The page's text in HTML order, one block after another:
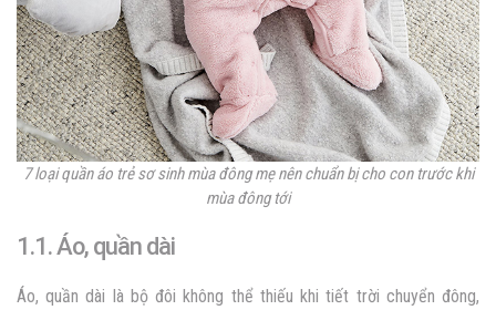
7 loạiquần áo trẻ sơ sinh mùa đôngmẹ nên chuẩn bị cho con trước khi
mùa đông tới
1.1. Áo, quần dài
Áo, quần dài là bộ đôi không thể thiếu khi tiết trời chuyển đông,